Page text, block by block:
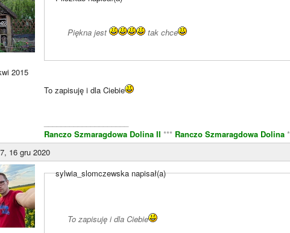
2015
Piękna jest tak chce
To zapisuję i dla Ciebie
Ranczo Szmaragdowa Dolina II *** Ranczo Szmaragdowa Dolina
16 gru 2020
sylwia_slomczewska napisał(a)
To zapisuję i dla Ciebie